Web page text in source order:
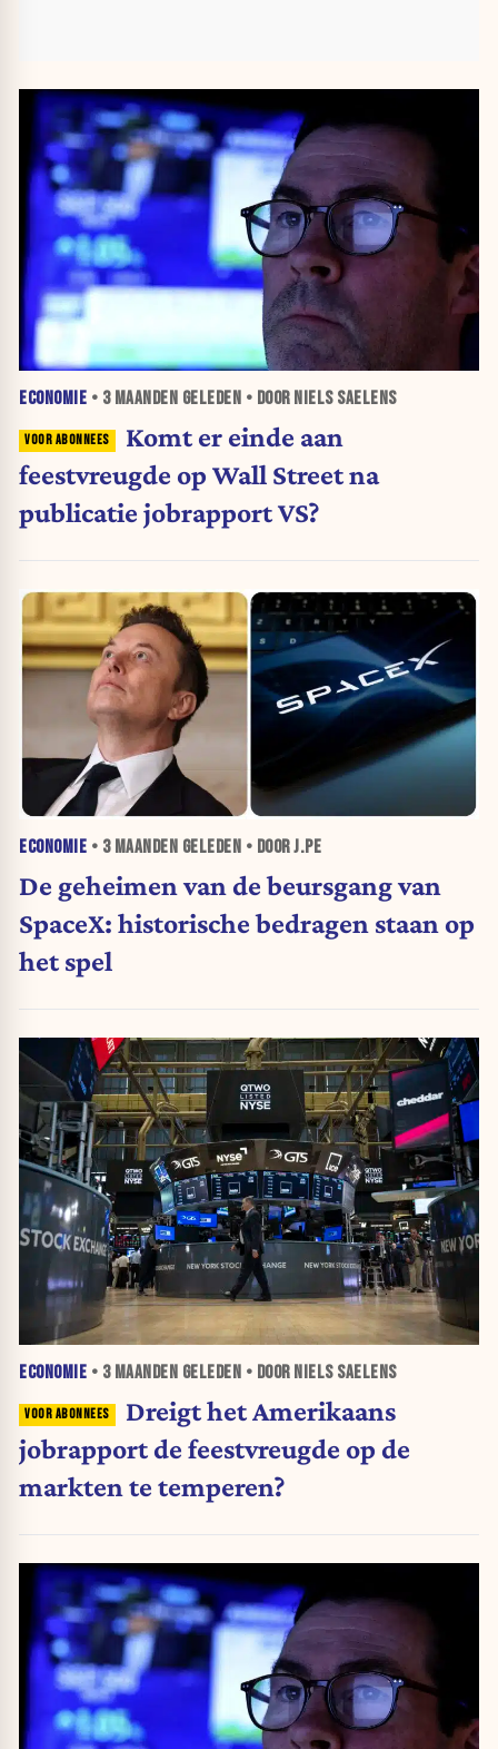
ECONOMIE • 3 MAANDEN GELEDEN • DOOR NIELS SAELENS
Komt er einde aan
feestvreugde op Wall Street na
publicatie jobrapport VS?
ECONOMIE • 3 MAANDEN GELEDEN • DOOR J.PE
De geheimen van de beursgang van
SpaceX: historische bedragen staan op
het spel
ECONOMIE • 3 MAANDEN GELEDEN • DOOR NIELS SAELENS
Dreigt het Amerikaans
jobrapport de feestvreugde op de
markten te temperen?